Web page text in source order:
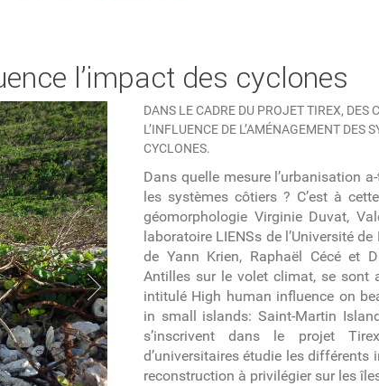
l’impact des cyclones
DANS LE CADRE DU PROJET TIREX, DES
L’INFLUENCE DE L’AMÉNAGEMENT DES
CYCLONES.
Dans quelle mesure l’urbanisation
les systèmes côtiers ? C’est à
géomorphologie Virginie Duvat,
laboratoire LIENSs de l’Université
de Yann Krien, Raphaël Cécé et
Antilles sur le volet climat, se sont
intitulé High human influence on
in small islands: Saint-Martin
s’inscrivent dans le projet
d’universitaires étudie les différents
reconstruction à privilégier sur les